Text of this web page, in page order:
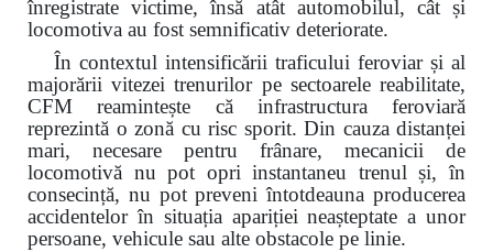
înregistrate victime, însă atât automobilul, cât și
locomotiva au fost semnificativ deteriorate.
În contextul intensificării traficului feroviar și al
majorării vitezei trenurilor pe sectoarele reabilitate,
CFM reamintește că infrastructura feroviară
reprezintă o zonă cu risc sporit. Din cauza distanței
mari, necesare pentru frânare, mecanicii de
locomotivă nu pot opri instantaneu trenul și, în
consecință, nu pot preveni întotdeauna producerea
accidentelor în situația apariției neașteptate a unor
persoane, vehicule sau alte obstacole pe linie.